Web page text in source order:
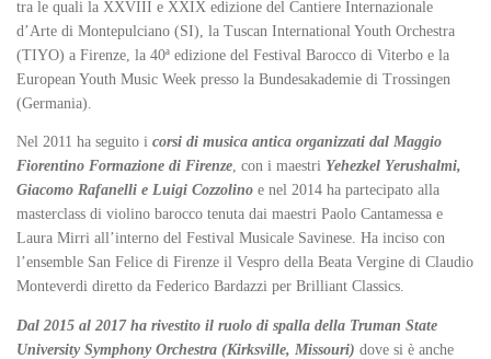
tra le quali la XXVIII e XXIX edizione del Cantiere Internazionale
d’Arte di Montepulciano (SI), la Tuscan International Youth Orchestra
(TIYO) a Firenze, la 40ª edizione del Festival Barocco di Viterbo e la
European Youth Music Week presso la Bundesakademie di Trossingen
(Germania).
Nel 2011 ha seguito i corsi di musica antica organizzati dal Maggio
Fiorentino Formazione di Firenze, con i maestri Yehezkel Yerushalmi,
Giacomo Rafanelli e Luigi Cozzolino e nel 2014 ha partecipato alla
masterclass di violino barocco tenuta dai maestri Paolo Cantamessa e
Laura Mirri all’interno del Festival Musicale Savinese. Ha inciso con
l’ensemble San Felice di Firenze il Vespro della Beata Vergine di Claudio
Monteverdi diretto da Federico Bardazzi per Brilliant Classics.
Dal 2015 al 2017 ha rivestito il ruolo di spalla della Truman State
University Symphony Orchestra (Kirksville, Missouri) dove si è anche